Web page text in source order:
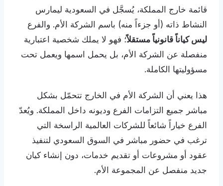
قائمة خارج المملكة، يُسجَّل في السعودية ليمارس
النشاط ذاته (أو جزءاً منه) باسم الشركة الأم. والفرع
ليس كياناً قانونياً مستقلاً؛ فهو لا يملك شخصية اعتبارية
منفصلة عن الشركة الأم، بل يحمل اسمها ويعمل تحت
مسؤوليتها الكاملة.
هذا يعني أن الشركة الأم في الخارج تتحمّل بشكل
مباشر جميع التزامات الفرع وديونه داخل المملكة. ويُعدّ
الفرع خياراً شائعاً للشركات العالمية الراسخة التي
ترغب في حضور مباشر في السوق السعودي لتنفيذ
عقود أو مشروعات أو تقديم خدمات، دون إنشاء كيان
جديد منفصل عن المجموعة الأم.